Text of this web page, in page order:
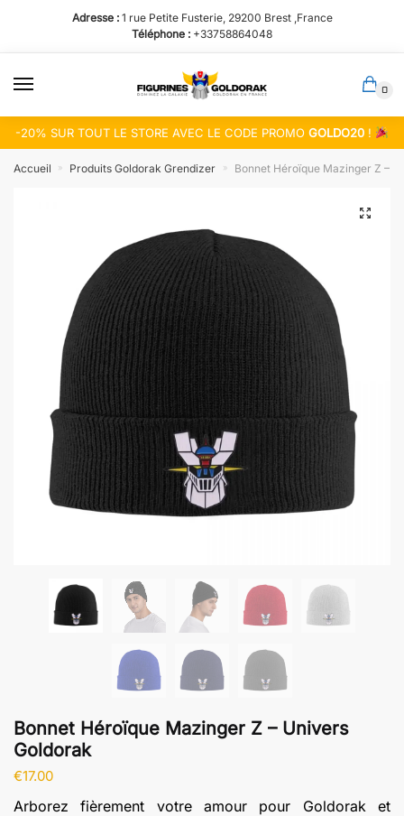
la
navigation
contenu
Adresse : 1 rue Petite Fusterie, 29200 Brest ,France
Téléphone : +33758864048
0
-20% SUR TOUT LE STORE AVEC LE CODE PROMOGOLDO20 !
Accueil » Produits Goldorak Grendizer » Bonnet Héroïque Mazinger Z –
Bonnet Héroïque Mazinger Z – Univers
Goldorak
€17.00
Arborez fièrement votre amour pour Goldorak et